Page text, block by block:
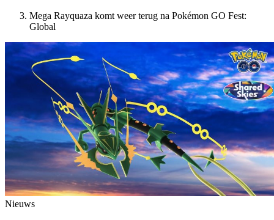
Mega Rayquaza komt weer terug na Pokémon GO Fest:
Global
Nieuws